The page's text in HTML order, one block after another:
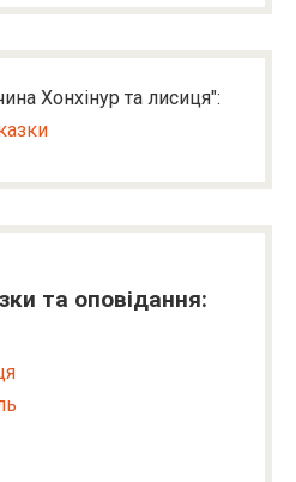
Хонхінур та лисиця":
та оповідання: